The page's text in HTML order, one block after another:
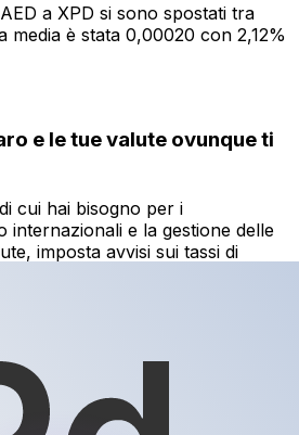
a XPD si sono spostati tra
media è stata 0,00020 con 2,12%
e le tue valute ovunque ti
cui hai bisogno per i
internazionali e la gestione delle
imposta avvisi sui tassi di